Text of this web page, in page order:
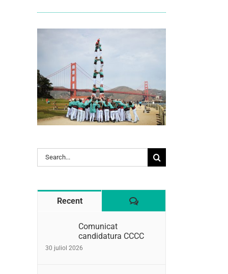
Search
for:
Recent Comentaris
Comunicat
candidatura CCCC
30 juliol 2026